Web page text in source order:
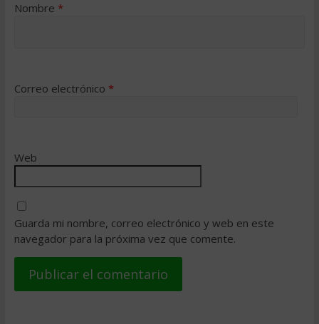
Nombre *
Correo electrónico *
Web
Guarda mi nombre, correo electrónico y web en este
navegador para la próxima vez que comente.